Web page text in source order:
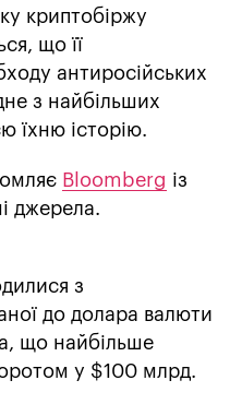
криптобіржу
що її
антиросійських
з найбільших
їхню історію.
Bloomberg із
джерела.
з
до долара валюти
що найбільше
у $100 млрд.